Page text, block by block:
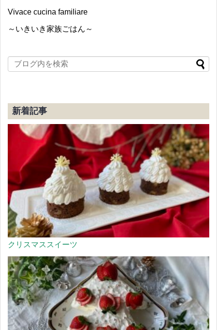
Vivace cucina familiare
～いきいき家族ごはん～
新着記事
クリスマススイーツ